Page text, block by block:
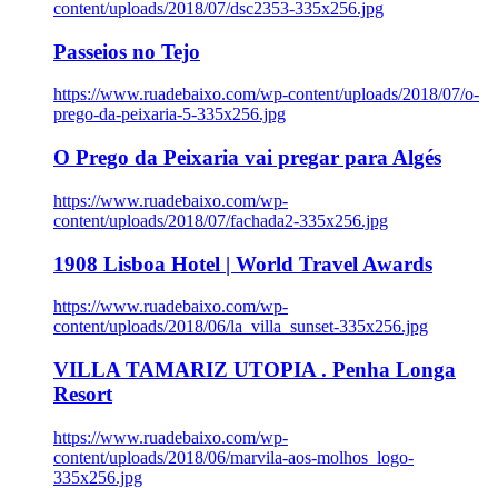
content/uploads/2018/07/dsc2353-335x256.jpg
Passeios no Tejo
https://www.ruadebaixo.com/wp-content/uploads/2018/07/o-
prego-da-peixaria-5-335x256.jpg
O Prego da Peixaria vai pregar para Algés
https://www.ruadebaixo.com/wp-
content/uploads/2018/07/fachada2-335x256.jpg
1908 Lisboa Hotel | World Travel Awards
https://www.ruadebaixo.com/wp-
content/uploads/2018/06/la_villa_sunset-335x256.jpg
VILLA TAMARIZ UTOPIA . Penha Longa
Resort
https://www.ruadebaixo.com/wp-
content/uploads/2018/06/marvila-aos-molhos_logo-
335x256.jpg